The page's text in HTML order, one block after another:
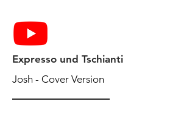
Expresso und Tschianti
Josh - Cover Version